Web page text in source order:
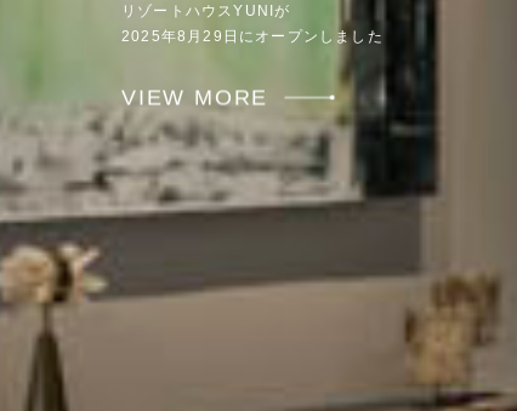
リゾートハウスYUNIが
2025年8月29日にオープンしました
VIEW MORE